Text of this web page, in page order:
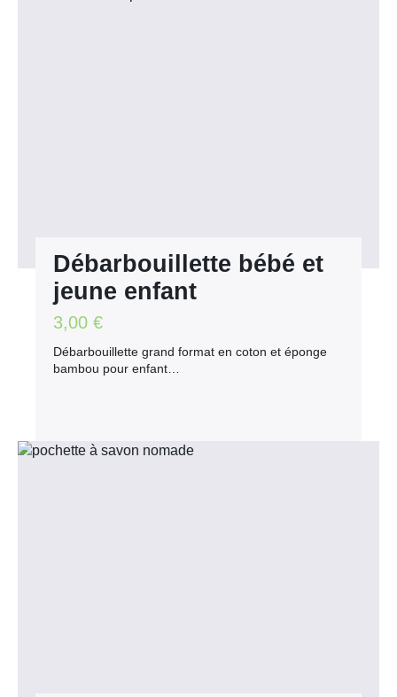
Débarbouillette bébé et
jeune enfant
3,00€
Débarbouillette grand format en coton et éponge
bambou pour enfant…